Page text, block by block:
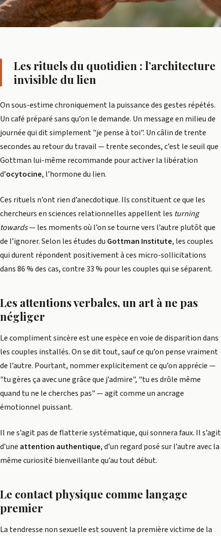
Les rituels du quotidien : l’architecture
invisible du lien
On sous-estime chroniquement la puissance des gestes répétés.
Un café préparé sans qu’on le demande. Un message en milieu de
journée qui dit simplement "je pense à toi". Un câlin de trente
secondes au retour du travail — trente secondes, c’est le seuil que
Gottman lui-même recommande pour activer la libération
d’ocytocine, l’hormone du lien.
Ces rituels n’ont rien d’anecdotique. Ils constituent ce que les
chercheurs en sciences relationnelles appellent les turning
towards— les moments où l’on se tourne vers l’autre plutôt que
de l’ignorer. Selon les études du Gottman Institute, les couples
qui durent répondent positivement à ces micro-sollicitations
dans 86 % des cas, contre 33 % pour les couples qui se séparent.
Les attentions verbales, un art à ne pas
négliger
Le compliment sincère est une espèce en voie de disparition dans
les couples installés. On se dit tout, sauf ce qu’on pense vraiment
de l’autre. Pourtant, nommer explicitement ce qu’on apprécie —
"tu gères ça avec une grâce que j’admire", "tu es drôle même
quand tu ne le cherches pas" — agit comme un ancrage
émotionnel puissant.
Il ne s’agit pas de flatterie systématique, qui sonnera faux. Il s’agit
d’une attention authentique, d’un regard posé sur l’autre avec la
même curiosité bienveillante qu’au tout début.
Le contact physique comme langage
premier
La tendresse non sexuelle est souvent la première victime de la